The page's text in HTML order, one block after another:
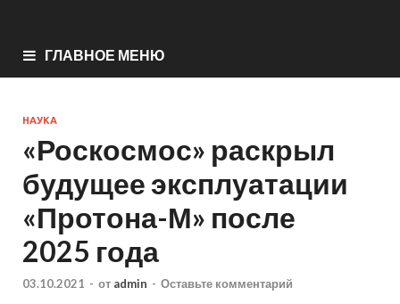
ГЛАВНОЕ МЕНЮ
НАУКА
«Роскосмос» раскрыл
будущее эксплуатации
«Протона-М» после
2025 года
03.10.2021 - от admin - Оставьте комментарий